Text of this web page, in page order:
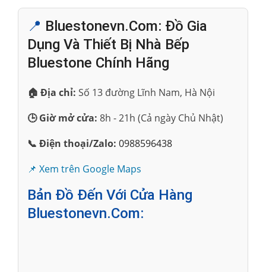
📍 Bluestonevn.com: Đồ Gia
Dụng Và Thiết Bị Nhà Bếp
Bluestone Chính Hãng
🏠 Địa chỉ: Số 13 đường Lĩnh Nam, Hà Nội
🕒 Giờ mở cửa: 8h - 21h (Cả ngày Chủ Nhật)
📞 Điện thoại/Zalo: 0988596438
📌 Xem trên Google Maps
Bản Đồ Đến Với Cửa Hàng
Bluestonevn.com: